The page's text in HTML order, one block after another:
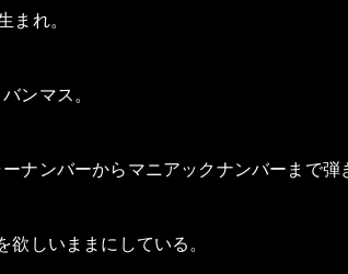
まれ。
ンマス。
ナンバーからマニアックナンバーまで弾
しいままにしている。